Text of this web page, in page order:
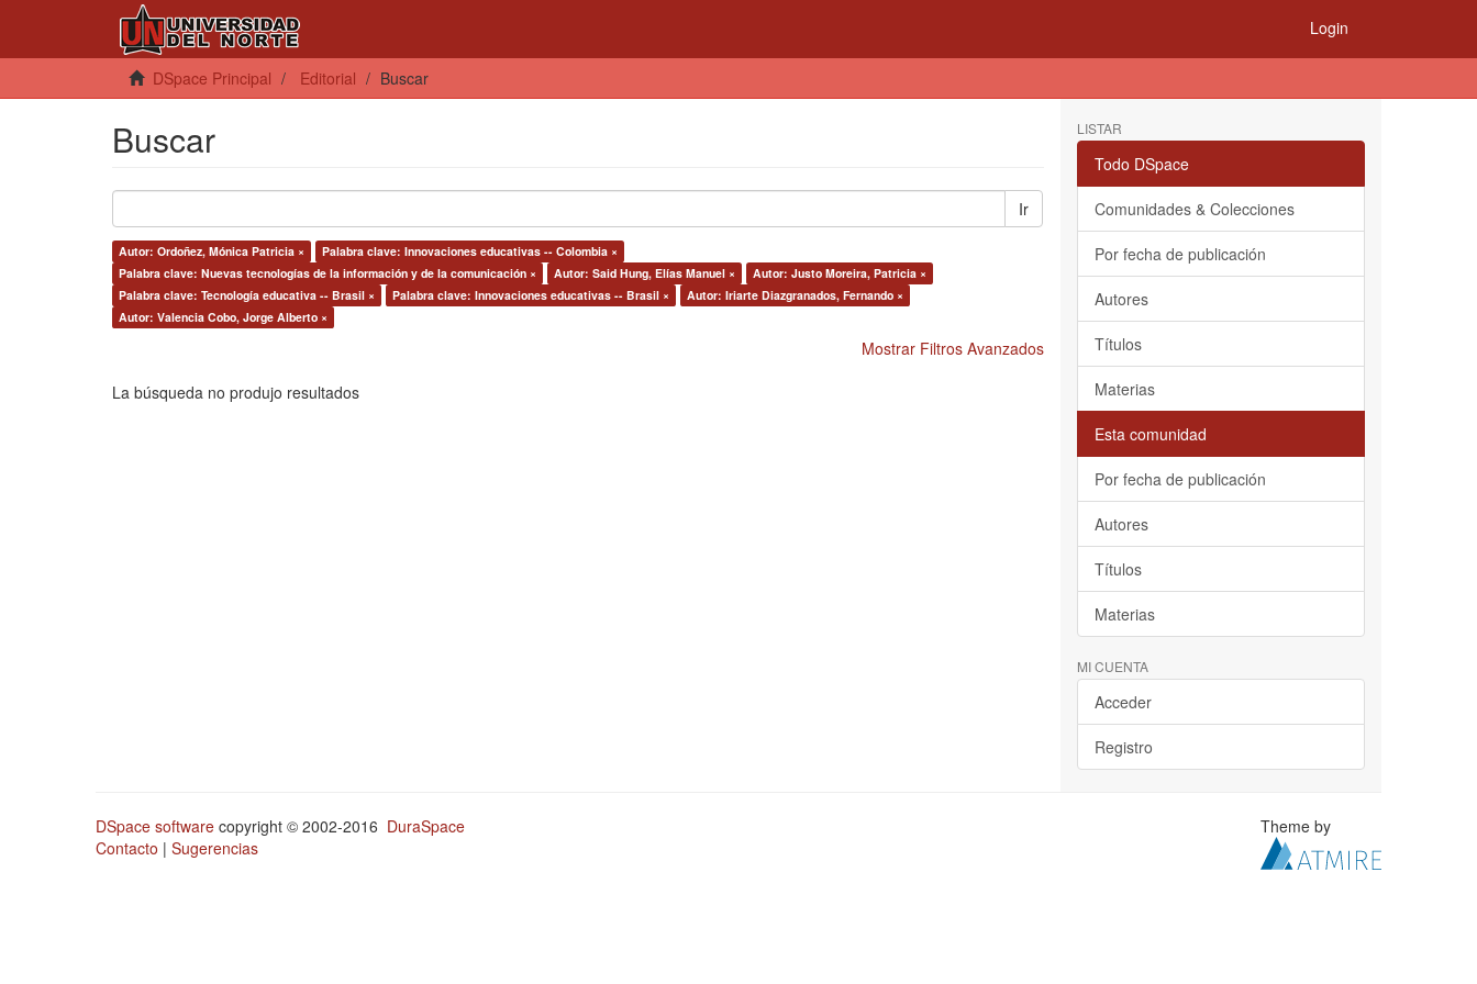
Login
DSpace Principal Editorial Buscar
Buscar
Ir
Autor: Ordoñez, Mónica Patricia ×
Palabra clave: Innovaciones educativas -- Colombia ×
Palabra clave: Nuevas tecnologías de la información y de la comunicación ×
Autor: Said Hung, Elías Manuel ×
Autor: Justo Moreira, Patricia ×
Palabra clave: Tecnología educativa -- Brasil ×
Palabra clave: Innovaciones educativas -- Brasil ×
Autor: Iriarte Diazgranados, Fernando ×
Autor: Valencia Cobo, Jorge Alberto ×
Mostrar Filtros Avanzados
La búsqueda no produjo resultados
LISTAR
Todo DSpace
Comunidades & Colecciones
Por fecha de publicación
Autores
Títulos
Materias
Esta comunidad
Por fecha de publicación
Autores
Títulos
Materias
MI CUENTA
Acceder
Registro
DSpace software copyright © 2002-2016 DuraSpace
Contacto | Sugerencias
Theme by